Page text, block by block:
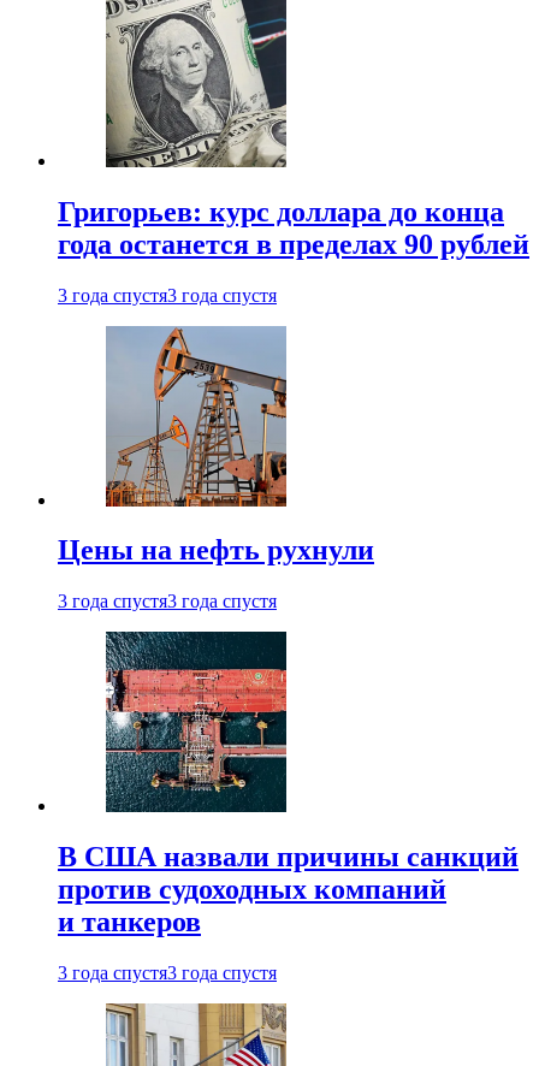
Григорьев: курс доллара до конца
года останется в пределах 90 рублей
3 года спустя3 года спустя
Цены на нефть рухнули
3 года спустя3 года спустя
В США назвали причины санкций
против судоходных компаний
и танкеров
3 года спустя3 года спустя